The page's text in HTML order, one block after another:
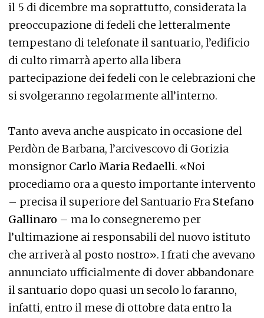
il 5 di dicembre ma soprattutto, considerata la
preoccupazione di fedeli che letteralmente
tempestano di telefonate il santuario, l’edificio
di culto rimarrà aperto alla libera
partecipazione dei fedeli con le celebrazioni che
si svolgeranno regolarmente all’interno.
Tanto aveva anche auspicato in occasione del
Perdòn de Barbana, l’arcivescovo di Gorizia
monsignor Carlo Maria Redaelli. «Noi
procediamo ora a questo importante intervento
– precisa il superiore del Santuario Fra Stefano
Gallinaro – ma lo consegneremo per
l’ultimazione ai responsabili del nuovo istituto
che arriverà al posto nostro». I frati che avevano
annunciato ufficialmente di dover abbandonare
il santuario dopo quasi un secolo lo faranno,
infatti, entro il mese di ottobre data entro la